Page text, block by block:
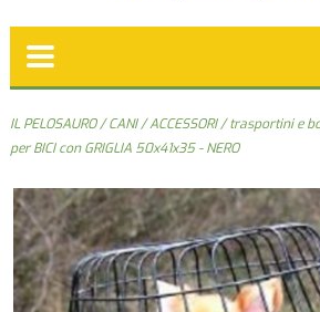
IL PELOSAURO/CANI/ACCESSORI/trasportini e
per BICI con GRIGLIA 50x41x35 - NERO